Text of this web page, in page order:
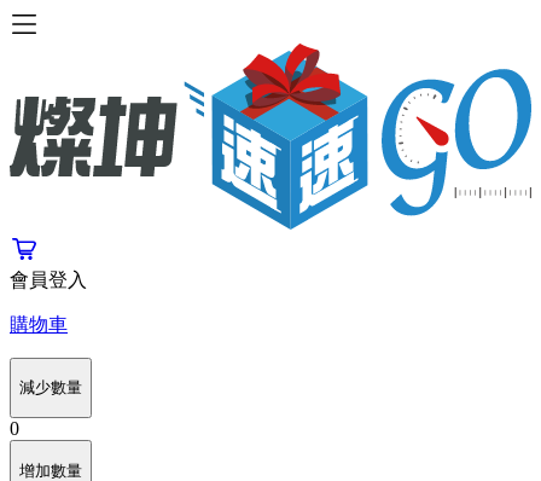
會員登入
購物車
減少數量
0
增加數量